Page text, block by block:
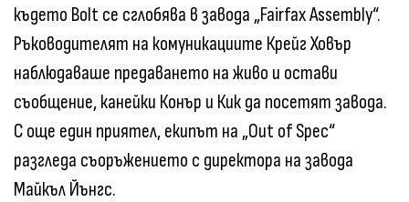
където Bolt се сглобява в завода „Fairfax Assembly“.
Ръководителят на комуникациите Крейг Ховър
наблюдаваше предаването на живо и остави
съобщение, канейки Конър и Кик да посетят завода.
С още един приятел, екипът на „Out of Spec“
разгледа съоръжението с директора на завода
Майкъл Йънгс.